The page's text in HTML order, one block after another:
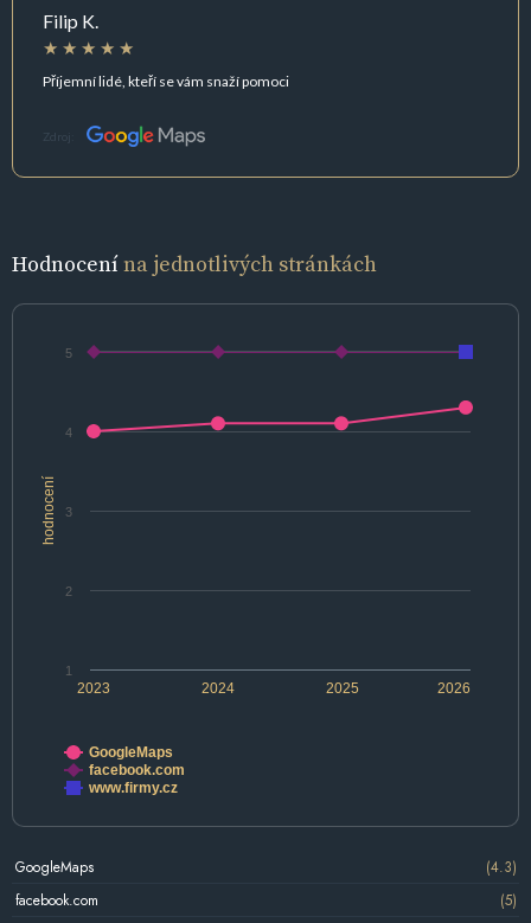
Filip K.
Příjemní lidé, kteří se vám snaží pomoci
Zdroj:
Hodnocenína jednotlivých stránkách
hodnocení
2024 2026
2023 2025
1
2
3
4
5
GoogleMaps
facebook.com
www.firmy.cz
GoogleMaps
(4.3)
facebook.com
(5)